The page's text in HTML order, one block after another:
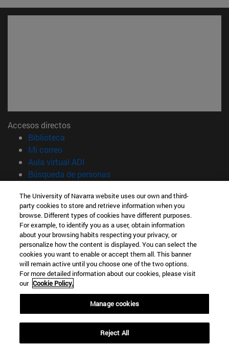
Accesos directos
Biblioteca
Mi correo(abre en nueva ventana)
Aula virtual ADI
Búsqueda de personas(abre en nueva ventana)
Información
TFNO +34 948 42 56 00
¿QUÉ GRADO TE INTERESA?
¿QUÉ MÁSTER TE INTERESA?
© Universidad de Navarra
Información legal
Accesibilidad
Configuración de cookies
Localizador de campus
The University of Navarra website uses our own and third-
party cookies to store and retrieve information when you
browse. Different types of cookies have different purposes.
For example, to identify you as a user, obtain information
about your browsing habits respecting your privacy, or
personalize how the content is displayed. You can select the
cookies you want to enable or accept them all. This banner
will remain active until you choose one of the two options.
For more detailed information about our cookies, please visit
our Cookie Policy.
Manage cookies
Reject All